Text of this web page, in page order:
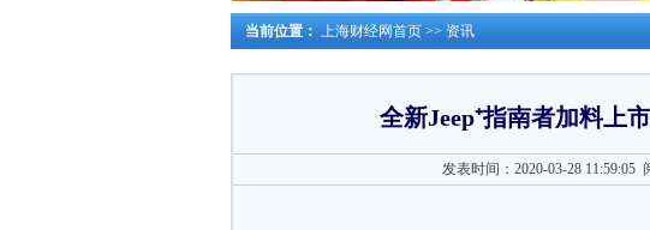
当前位置： 上海财经网首页 >> 资讯
全新Jeep⁺指南者加料上
发表时间：2020-03-28 11:59:05